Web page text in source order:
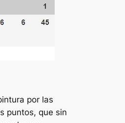
por las
puntos, que sin